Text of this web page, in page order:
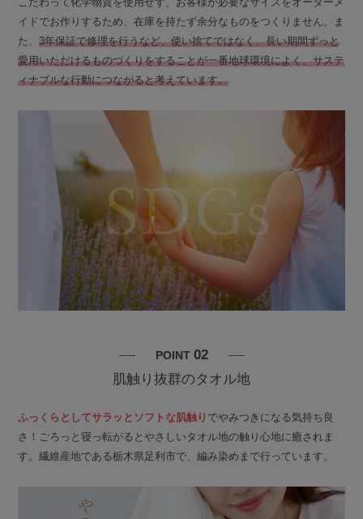
イドでお作りするため、在庫を持たず余分なものをつくりません。ま
た、3年保証で修理を行うなど、使い捨てではなく、長い期間ずっと
愛用いただけるものづくりをすることが一番地球環境によく、サステ
ィナブルな行動につながると考えています。
POINT 02
肌触り抜群のタオル地
ふっくらとしてサラッとソフトな肌触り でやみつきになる気持ち良
さ！ごろっと寝っ転がるとやさしいタオル地の触り心地に癒されま
す。繊維産地である栃木県足利市で、編み染めまで行っています。